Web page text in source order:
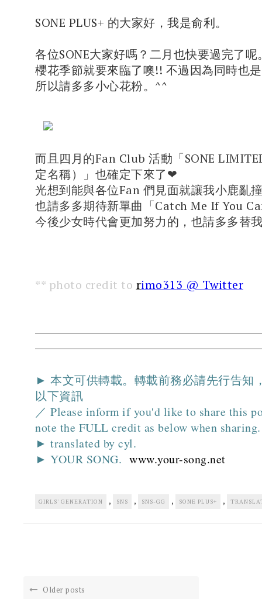
SONE PLUS+ 的大家好，我是俞利。
各位SONE大家好嗎？二月也快要過完了呢
櫻花季節就要來臨了噢!! 不過因為同時也
所以請多多小心花粉。^^
而且四月的Fan Club 活動「SONE
定名稱）」也確定下來了❤
光想到能與各位Fan 們見面就讓我小鹿亂
也請多多期待新單曲「Catch Me If You
今後少女時代會更加努力的，也請多多替
** photo credit to rimo313 @ Twitter
► 本文可供轉載。轉載前務必請先行告知
以下資訊
／ Please inform if you'd like to share this
note the FULL credit as below when sharing.
► translated by cyl.
► YOUR SONG. www.your-song.net
GIRLS' GENERATION , SNS , SNS-GG , SONE PLUS+ ,
Older posts